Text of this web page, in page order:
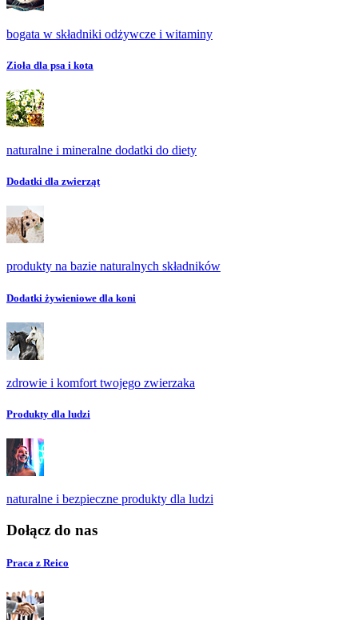
bogata w składniki odżywcze i witaminy
Zioła dla psa i kota
naturalne i mineralne dodatki do diety
Dodatki dla zwierząt
produkty na bazie naturalnych składników
Dodatki żywieniowe dla koni
zdrowie i komfort twojego zwierzaka
Produkty dla ludzi
naturalne i bezpieczne produkty dla ludzi
Dołącz do nas
Praca z Reico